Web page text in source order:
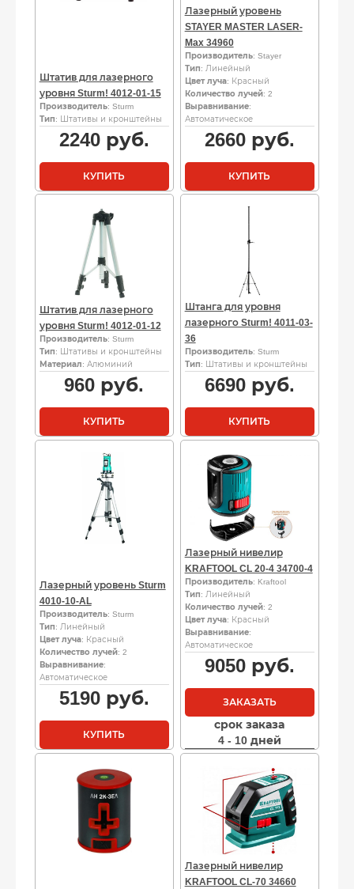
Штатив для лазерного
уровня Sturm! 4012-01-15
Производитель: Sturm
Тип: Штативы и кронштейны
2240руб.
КУПИТЬ
Лазерный уровень
STAYER MASTER LASER-
Max 34960
Производитель: Stayer
Тип: Линейный
Цвет луча: Красный
Количество лучей: 2
Выравнивание:
Автоматическое
2660руб.
КУПИТЬ
Штатив для лазерного
уровня Sturm! 4012-01-12
Производитель: Sturm
Тип: Штативы и кронштейны
Материал: Алюминий
960 руб.
КУПИТЬ
Штанга для уровня
лазерного Sturm! 4011-03-
36
Производитель: Sturm
Тип: Штативы и кронштейны
6690руб.
КУПИТЬ
Лазерный уровень Sturm
4010-10-AL
Производитель: Sturm
Тип: Линейный
Цвет луча: Красный
Количество лучей: 2
Выравнивание:
Автоматическое
5190руб.
КУПИТЬ
Лазерный нивелир
KRAFTOOL CL 20-4 34700-4
Производитель: Kraftool
Тип: Линейный
Количество лучей: 2
Цвет луча: Красный
Выравнивание:
Автоматическое
9050руб.
ЗАКАЗАТЬ
срок заказа
4 - 10 дней
Лазерный нивелир
KRAFTOOL CL-70 34660